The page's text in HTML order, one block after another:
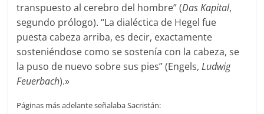
transpuesto al cerebro del hombre” (Das Kapital,
segundo prólogo). “La dialéctica de Hegel fue
puesta cabeza arriba, es decir, exactamente
sosteniéndose como se sostenía con la cabeza, se
la puso de nuevo sobre sus pies” (Engels,Ludwig
Feuerbach).»
Páginas más adelante señalaba Sacristán: